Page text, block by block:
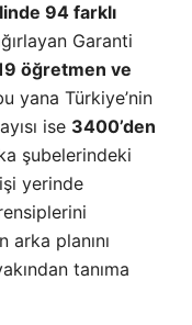
94 farklı
Garanti
öğretmen ve
yana Türkiye’nin
ise 3400’den
şubelerindeki
yerinde
arka planını
tanıma